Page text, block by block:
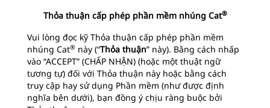
Thỏa thuận cấp phép phần mềm nhúng Cat®
Vui lòng đọc kỹ Thỏa thuận cấp phép phần mềm
nhúng Cat® này (“Thỏa thuận” này). Bằng cách nhấp
vào “ACCEPT” (CHẤP NHẬN) (hoặc một thuật ngữ
tương tự) đối với Thỏa thuận này hoặc bằng cách
truy cập hay sử dụng Phần mềm (như được định
nghĩa bên dưới), bạn đồng ý chịu ràng buộc bởi